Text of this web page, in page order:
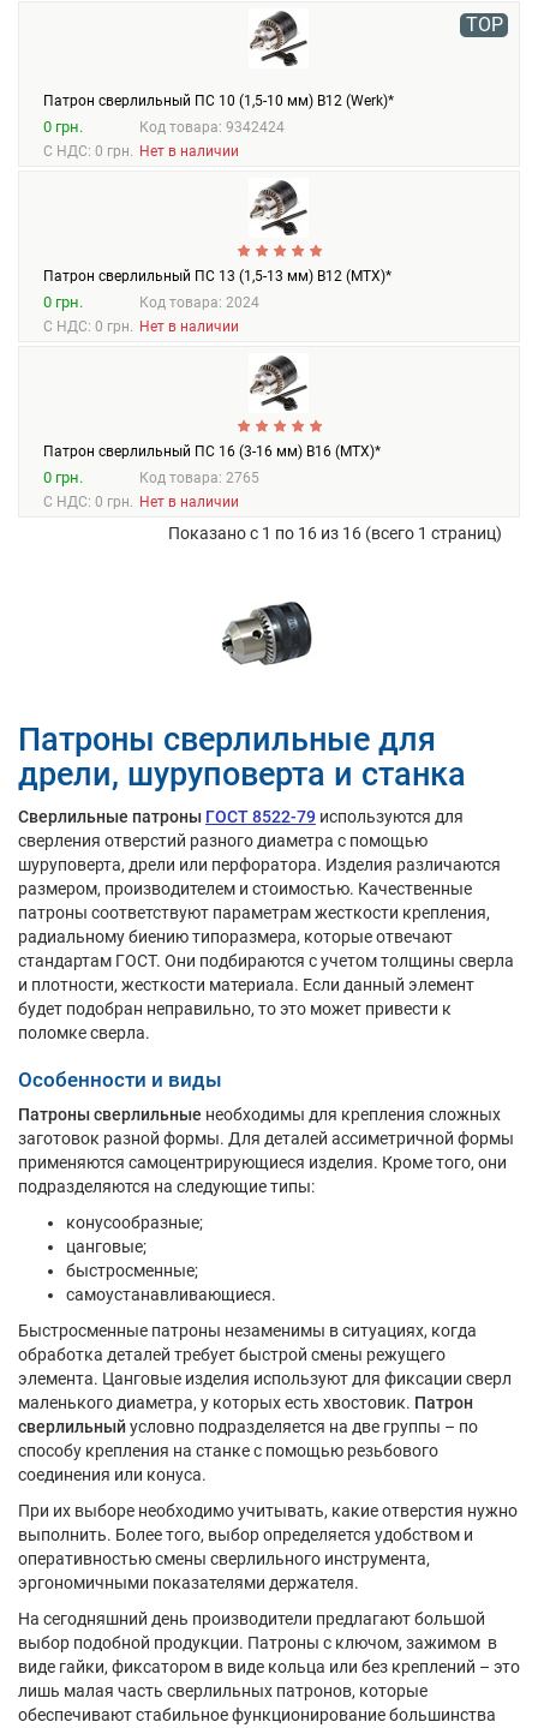
TOP
Патрон сверлильный ПС 10 (1,5-10 мм) В12 (Werk)*
0 грн.
С НДС: 0 грн.
Код товара: 9342424
Нет в наличии
Патрон сверлильный ПС 13 (1,5-13 мм) В12 (MTX)*
0 грн.
С НДС: 0 грн.
Код товара: 2024
Нет в наличии
Патрон сверлильный ПС 16 (3-16 мм) В16 (MTX)*
0 грн.
С НДС: 0 грн.
Код товара: 2765
Нет в наличии
Показано с 1 по 16 из 16 (всего 1 страниц)
Патроны сверлильные для
дрели, шуруповерта и станка
Сверлильные патроны ГОСТ 8522-79 используются для
сверления отверстий разного диаметра с помощью
шуруповерта, дрели или перфоратора. Изделия различаются
размером, производителем и стоимостью. Качественные
патроны соответствуют параметрам жесткости крепления,
радиальному биению типоразмера, которые отвечают
стандартам ГОСТ. Они подбираются с учетом толщины сверла
и плотности, жесткости материала. Если данный элемент
будет подобран неправильно, то это может привести к
поломке сверла.
Особенности и виды
Патроны сверлильные необходимы для крепления сложных
заготовок разной формы. Для деталей ассиметричной формы
применяются самоцентрирующиеся изделия. Кроме того, они
подразделяются на следующие типы:
конусообразные;
цанговые;
быстросменные;
самоустанавливающиеся.
Быстросменные патроны незаменимы в ситуациях, когда
обработка деталей требует быстрой смены режущего
элемента. Цанговые изделия используют для фиксации сверл
маленького диаметра, у которых есть хвостовик. Патрон
сверлильныйусловно подразделяется на две группы – по
способу крепления на станке с помощью резьбового
соединения или конуса.
При их выборе необходимо учитывать, какие отверстия нужно
выполнить. Более того, выбор определяется удобством и
оперативностью смены сверлильного инструмента,
эргономичными показателями держателя.
На сегодняшний день производители предлагают большой
выбор подобной продукции. Патроны с ключом, зажимом в
виде гайки, фиксатором в виде кольца или без креплений – это
лишь малая часть сверлильных патронов, которые
обеспечивают стабильное функционирование большинства